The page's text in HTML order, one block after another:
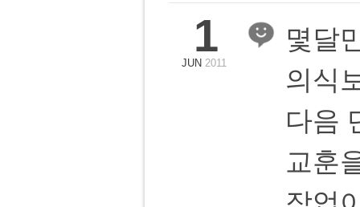
1
JUN 2011
몇달
의식
다음
교훈